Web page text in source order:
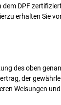
DPF
erhalten Sie
des oben
der
Weisungen